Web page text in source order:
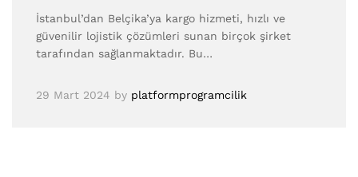
İstanbul’dan Belçika’ya kargo hizmeti, hızlı ve
güvenilir lojistik çözümleri sunan birçok şirket
tarafından sağlanmaktadır. Bu…
29 Mart 2024 by platformprogramcilik